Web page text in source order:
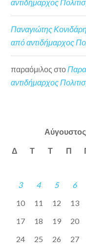
αντιδήμαρχος
Παναγιώτης
από αντιδήμαρχος
παραόμιλος στο
αντιδήμαρχος
Δ Τ Τ Π
3
4 5 6
10
11 12 13
17
18 19 20
24
25 26 27